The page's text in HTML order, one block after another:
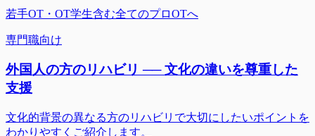
若手OT・OT学生含む全てのプロOTへ
専門職向け
外国人の方のリハビリ ── 文化の違いを尊重した
支援
文化的背景の異なる方のリハビリで大切にしたいポイントを
わかりやすくご紹介します。